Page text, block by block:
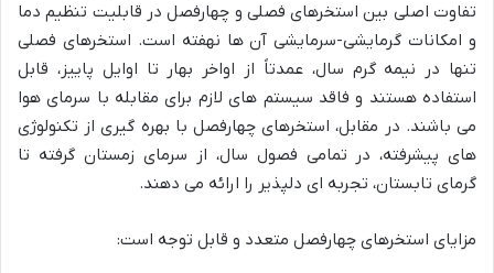
تفاوت اصلی بین استخرهای فصلی و چهارفصل در قابلیت تنظیم دما
و امکانات گرمایشی-سرمایشی آن ها نهفته است. استخرهای فصلی
تنها در نیمه گرم سال، عمدتاً از اواخر بهار تا اوایل پاییز، قابل
استفاده هستند و فاقد سیستم های لازم برای مقابله با سرمای هوا
می باشند. در مقابل، استخرهای چهارفصل با بهره گیری از تکنولوژی
های پیشرفته، در تمامی فصول سال، از سرمای زمستان گرفته تا
گرمای تابستان، تجربه ای دلپذیر را ارائه می دهند.
مزایای استخرهای چهارفصل متعدد و قابل توجه است: